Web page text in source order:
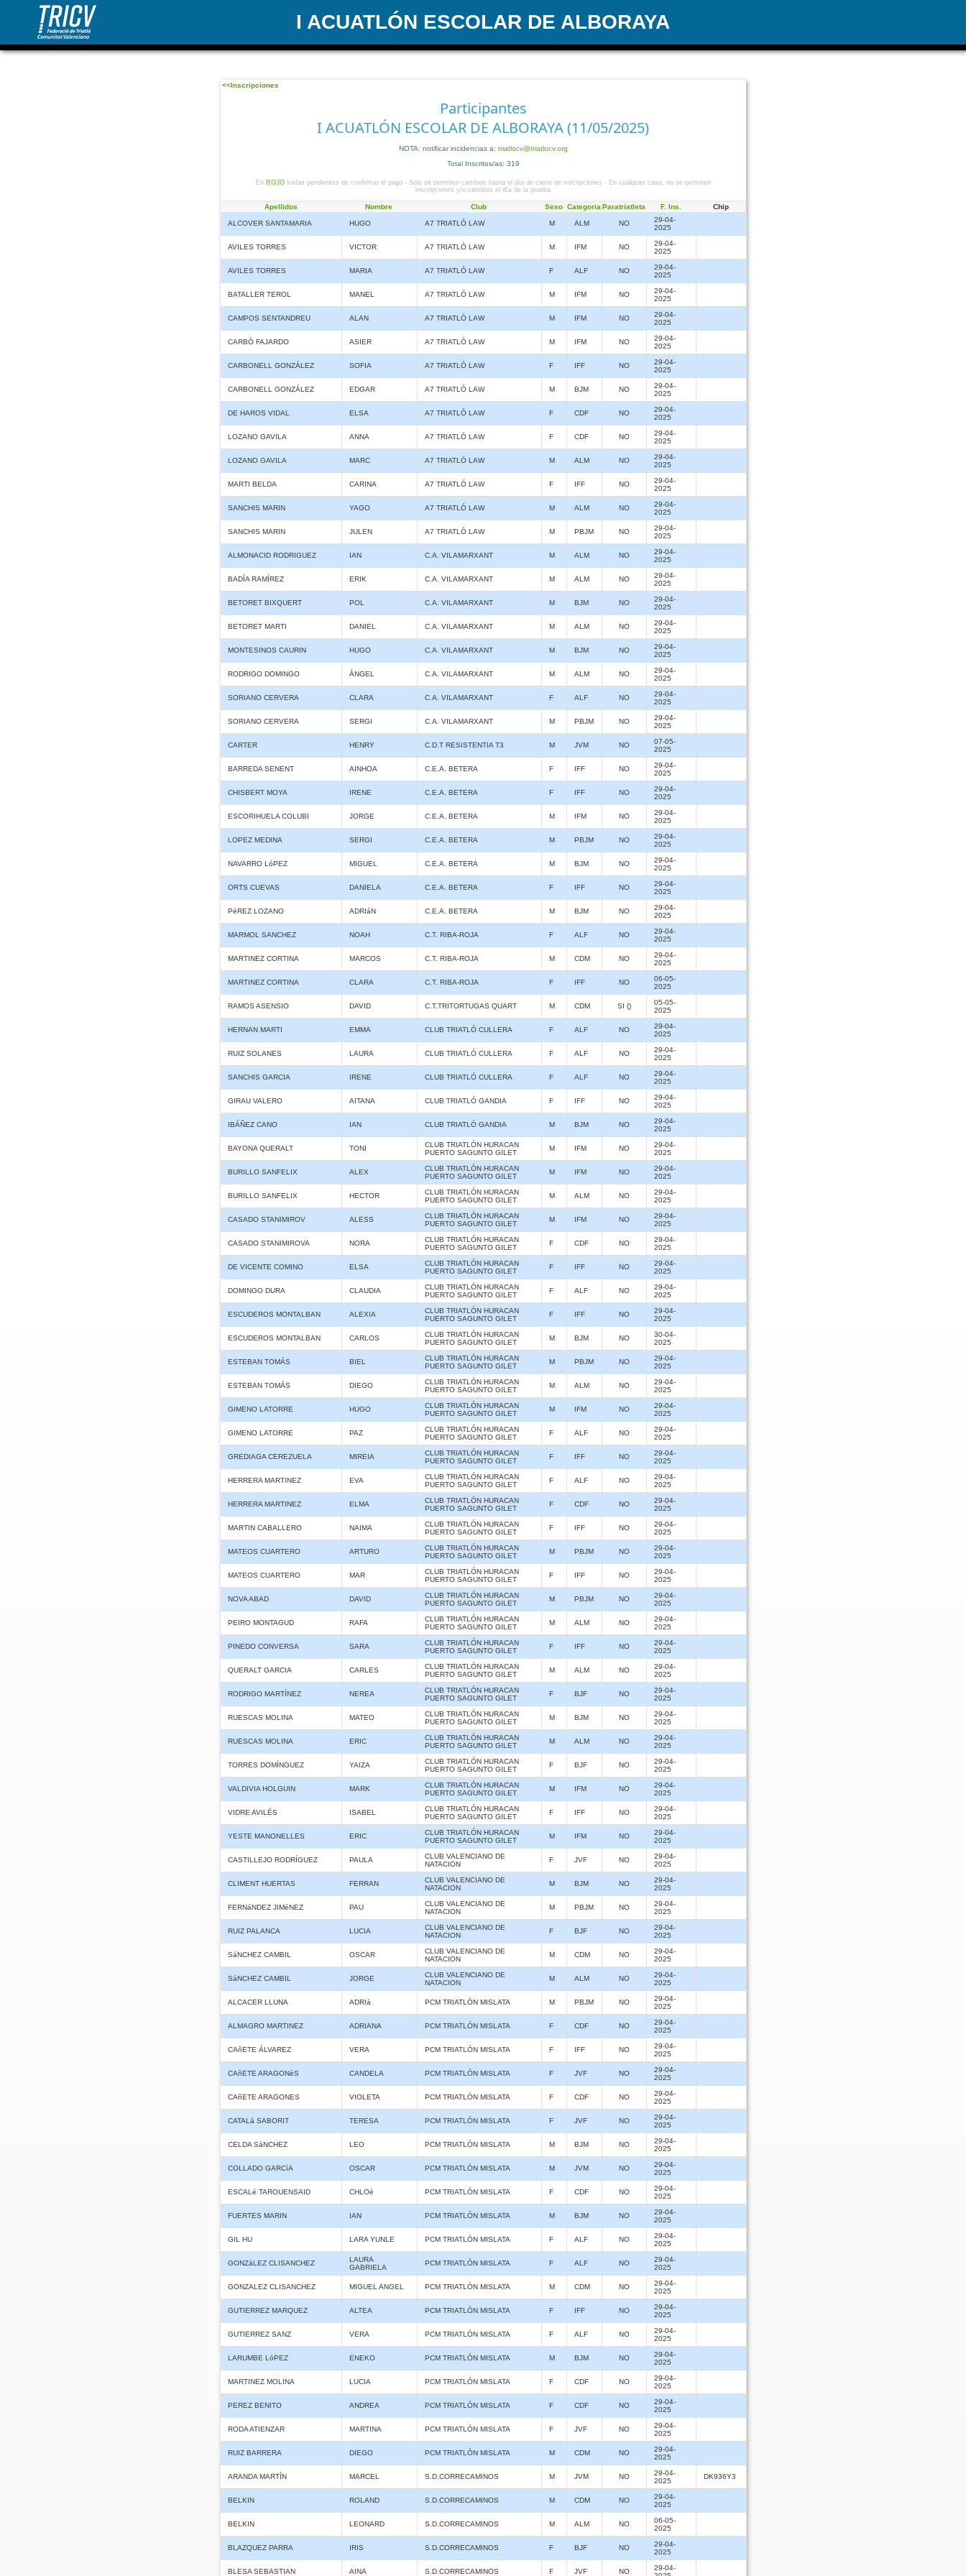
I ACUATLÓN ESCOLAR DE ALBORAYA
<<Inscripciones
Participantes
I ACUATLÓN ESCOLAR DE ALBORAYA (11/05/2025)
NOTA: notificar incidencias a: triatlocv@triatlocv.org
Total Inscritos/as: 319
En ROJOlos/as pendientes de confirmar el pago - Solo se permiten cambios hasta el día de cierre de inscripciones - En cualquier caso, no se permiten
inscripciones y/o cambios el día de la prueba
Apellidos Nombre Club Sexo Categoria Paratriatleta F. Ins. Chip
ALCOVER SANTAMARIA HUGO A7 TRIATLÓ LAW M ALM NO
29-04-
2025
AVILES TORRES VICTOR A7 TRIATLÓ LAW M IFM NO
29-04-
2025
AVILES TORRES MARIA A7 TRIATLÓ LAW F ALF NO
29-04-
2025
BATALLER TEROL MANEL A7 TRIATLÓ LAW M IFM NO
29-04-
2025
CAMPOS SENTANDREU ALAN A7 TRIATLÓ LAW M IFM NO
29-04-
2025
CARBÓ FAJARDO ASIER A7 TRIATLÓ LAW M IFM NO
29-04-
2025
CARBONELL GONZÁLEZ SOFIA A7 TRIATLÓ LAW F IFF NO
29-04-
2025
CARBONELL GONZÁLEZ EDGAR A7 TRIATLÓ LAW M BJM NO
29-04-
2025
DE HAROS VIDAL ELSA A7 TRIATLÓ LAW F CDF NO
29-04-
2025
LOZANO GAVILA ANNA A7 TRIATLÓ LAW F CDF NO
29-04-
2025
LOZANO GAVILA MARC A7 TRIATLÓ LAW M ALM NO
29-04-
2025
MARTI BELDA CARINA A7 TRIATLÓ LAW F IFF NO
29-04-
2025
SANCHIS MARIN YAGO A7 TRIATLÓ LAW M ALM NO
29-04-
2025
SANCHIS MARIN JULEN A7 TRIATLÓ LAW M PBJM NO
29-04-
2025
ALMONACID RODRIGUEZ IAN C.A. VILAMARXANT M ALM NO
29-04-
2025
BADÍA RAMÍREZ ERIK C.A. VILAMARXANT M ALM NO
29-04-
2025
BETORET BIXQUERT POL C.A. VILAMARXANT M BJM NO
29-04-
2025
BETORET MARTI DANIEL C.A. VILAMARXANT M ALM NO
29-04-
2025
MONTESINOS CAURIN HUGO C.A. VILAMARXANT M BJM NO
29-04-
2025
RODRIGO DOMINGO ÀNGEL C.A. VILAMARXANT M ALM NO
29-04-
2025
SORIANO CERVERA CLARA C.A. VILAMARXANT F ALF NO
29-04-
2025
SORIANO CERVERA SERGI C.A. VILAMARXANT M PBJM NO
29-04-
2025
CARTER HENRY C.D.T RESISTENTIA T3 M JVM NO
07-05-
2025
BARREDA SENENT AINHOA C.E.A. BETERA F IFF NO
29-04-
2025
CHISBERT MOYA IRENE C.E.A. BETERA F IFF NO
29-04-
2025
ESCORIHUELA COLUBI JORGE C.E.A. BETERA M IFM NO
29-04-
2025
LOPEZ MEDINA SERGI C.E.A. BETERA M PBJM NO
29-04-
2025
NAVARRO LóPEZ MIGUEL C.E.A. BETERA M BJM NO
29-04-
2025
ORTS CUEVAS DANIELA C.E.A. BETERA F IFF NO
29-04-
2025
PéREZ LOZANO ADRIáN C.E.A. BETERA M BJM NO
29-04-
2025
MARMOL SANCHEZ NOAH C.T. RIBA-ROJA F ALF NO
29-04-
2025
MARTINEZ CORTINA MARCOS C.T. RIBA-ROJA M CDM NO
29-04-
2025
MARTINEZ CORTINA CLARA C.T. RIBA-ROJA F IFF NO
06-05-
2025
RAMOS ASENSIO DAVID C.T.TRITORTUGAS QUART M CDM SI ()
05-05-
2025
HERNAN MARTI EMMA CLUB TRIATLÓ CULLERA F ALF NO
29-04-
2025
RUIZ SOLANES LAURA CLUB TRIATLÓ CULLERA F ALF NO
29-04-
2025
SANCHIS GARCIA IRENE CLUB TRIATLÓ CULLERA F ALF NO
29-04-
2025
GIRAU VALERO AITANA CLUB TRIATLÓ GANDIA F IFF NO
29-04-
2025
IBÁÑEZ CANO IAN CLUB TRIATLÓ GANDIA M BJM NO
29-04-
2025
BAYONA QUERALT TONI
CLUB TRIATLÓN HURACAN
PUERTO SAGUNTO GILET
M IFM NO
29-04-
2025
BURILLO SANFELIX ALEX
CLUB TRIATLÓN HURACAN
PUERTO SAGUNTO GILET
M IFM NO
29-04-
2025
BURILLO SANFELIX HECTOR
CLUB TRIATLÓN HURACAN
PUERTO SAGUNTO GILET
M ALM NO
29-04-
2025
CASADO STANIMIROV ALESS
CLUB TRIATLÓN HURACAN
PUERTO SAGUNTO GILET
M IFM NO
29-04-
2025
CASADO STANIMIROVA NORA
CLUB TRIATLÓN HURACAN
PUERTO SAGUNTO GILET
F CDF NO
29-04-
2025
DE VICENTE COMINO ELSA
CLUB TRIATLÓN HURACAN
PUERTO SAGUNTO GILET
F IFF NO
29-04-
2025
DOMINGO DURA CLAUDIA
CLUB TRIATLÓN HURACAN
PUERTO SAGUNTO GILET
F ALF NO
29-04-
2025
ESCUDEROS MONTALBAN ALEXIA
CLUB TRIATLÓN HURACAN
PUERTO SAGUNTO GILET
F IFF NO
29-04-
2025
ESCUDEROS MONTALBAN CARLOS
CLUB TRIATLÓN HURACAN
PUERTO SAGUNTO GILET
M BJM NO
30-04-
2025
ESTEBAN TOMÁS BIEL
CLUB TRIATLÓN HURACAN
PUERTO SAGUNTO GILET
M PBJM NO
29-04-
2025
ESTEBAN TOMÁS DIEGO
CLUB TRIATLÓN HURACAN
PUERTO SAGUNTO GILET
M ALM NO
29-04-
2025
GIMENO LATORRE HUGO
CLUB TRIATLÓN HURACAN
PUERTO SAGUNTO GILET
M IFM NO
29-04-
2025
GIMENO LATORRE PAZ
CLUB TRIATLÓN HURACAN
PUERTO SAGUNTO GILET
F ALF NO
29-04-
2025
GREDIAGA CEREZUELA MIREIA
CLUB TRIATLÓN HURACAN
PUERTO SAGUNTO GILET
F IFF NO
29-04-
2025
HERRERA MARTINEZ EVA
CLUB TRIATLÓN HURACAN
PUERTO SAGUNTO GILET
F ALF NO
29-04-
2025
HERRERA MARTINEZ ELMA
CLUB TRIATLÓN HURACAN
PUERTO SAGUNTO GILET
F CDF NO
29-04-
2025
MARTIN CABALLERO NAIMA
CLUB TRIATLÓN HURACAN
PUERTO SAGUNTO GILET
F IFF NO
29-04-
2025
MATEOS CUARTERO ARTURO
CLUB TRIATLÓN HURACAN
PUERTO SAGUNTO GILET
M PBJM NO
29-04-
2025
MATEOS CUARTERO MAR
CLUB TRIATLÓN HURACAN
PUERTO SAGUNTO GILET
F IFF NO
29-04-
2025
NOVA ABAD DAVID
CLUB TRIATLÓN HURACAN
PUERTO SAGUNTO GILET
M PBJM NO
29-04-
2025
PEIRO MONTAGUD RAFA
CLUB TRIATLÓN HURACAN
PUERTO SAGUNTO GILET
M ALM NO
29-04-
2025
PINEDO CONVERSA SARA
CLUB TRIATLÓN HURACAN
PUERTO SAGUNTO GILET
F IFF NO
29-04-
2025
QUERALT GARCIA CARLES
CLUB TRIATLÓN HURACAN
PUERTO SAGUNTO GILET
M ALM NO
29-04-
2025
RODRIGO MARTÍNEZ NEREA
CLUB TRIATLÓN HURACAN
PUERTO SAGUNTO GILET
F BJF NO
29-04-
2025
RUESCAS MOLINA MATEO
CLUB TRIATLÓN HURACAN
PUERTO SAGUNTO GILET
M BJM NO
29-04-
2025
RUESCAS MOLINA ERIC
CLUB TRIATLÓN HURACAN
PUERTO SAGUNTO GILET
M ALM NO
29-04-
2025
TORRES DOMÍNGUEZ YAIZA
CLUB TRIATLÓN HURACAN
PUERTO SAGUNTO GILET
F BJF NO
29-04-
2025
VALDIVIA HOLGUIN MARK
CLUB TRIATLÓN HURACAN
PUERTO SAGUNTO GILET
M IFM NO
29-04-
2025
VIDRE AVILÉS ISABEL
CLUB TRIATLÓN HURACAN
PUERTO SAGUNTO GILET
F IFF NO
29-04-
2025
YESTE MANONELLES ERIC
CLUB TRIATLÓN HURACAN
PUERTO SAGUNTO GILET
M IFM NO
29-04-
2025
CASTILLEJO RODRÍGUEZ PAULA
CLUB VALENCIANO DE
NATACION
F JVF NO
29-04-
2025
CLIMENT HUERTAS FERRAN
CLUB VALENCIANO DE
NATACION
M BJM NO
29-04-
2025
FERNáNDEZ JIMéNEZ PAU
CLUB VALENCIANO DE
NATACION
M PBJM NO
29-04-
2025
RUIZ PALANCA LUCIA
CLUB VALENCIANO DE
NATACION
F BJF NO
29-04-
2025
SáNCHEZ CAMBIL OSCAR
CLUB VALENCIANO DE
NATACION
M CDM NO
29-04-
2025
SáNCHEZ CAMBIL JORGE
CLUB VALENCIANO DE
NATACION
M ALM NO
29-04-
2025
ALCACER LLUNA ADRIá PCM TRIATLÓN MISLATA M PBJM NO
29-04-
2025
ALMAGRO MARTINEZ ADRIANA PCM TRIATLÓN MISLATA F CDF NO
29-04-
2025
CAñETE ÁLVAREZ VERA PCM TRIATLÓN MISLATA F IFF NO
29-04-
2025
CAñETE ARAGONéS CANDELA PCM TRIATLÓN MISLATA F JVF NO
29-04-
2025
CAñETE ARAGONES VIOLETA PCM TRIATLÓN MISLATA F CDF NO
29-04-
2025
CATALá SABORIT TERESA PCM TRIATLÓN MISLATA F JVF NO
29-04-
2025
CELDA SáNCHEZ LEO PCM TRIATLÓN MISLATA M BJM NO
29-04-
2025
COLLADO GARCíA OSCAR PCM TRIATLÓN MISLATA M JVM NO
29-04-
2025
ESCALé TAROUENSAID CHLOé PCM TRIATLÓN MISLATA F CDF NO
29-04-
2025
FUERTES MARIN IAN PCM TRIATLÓN MISLATA M BJM NO
29-04-
2025
GIL HU LARA YUNLE PCM TRIATLÓN MISLATA F ALF NO
29-04-
2025
GONZáLEZ CLISANCHEZ
LAURA
GABRIELA
PCM TRIATLÓN MISLATA F ALF NO
29-04-
2025
GONZALEZ CLISANCHEZ MIGUEL ANGEL PCM TRIATLÓN MISLATA M CDM NO
29-04-
2025
GUTIERREZ MARQUEZ ALTEA PCM TRIATLÓN MISLATA F IFF NO
29-04-
2025
GUTIERREZ SANZ VERA PCM TRIATLÓN MISLATA F ALF NO
29-04-
2025
LARUMBE LóPEZ ENEKO PCM TRIATLÓN MISLATA M BJM NO
29-04-
2025
MARTINEZ MOLINA LUCIA PCM TRIATLÓN MISLATA F CDF NO
29-04-
2025
PEREZ BENITO ANDREA PCM TRIATLÓN MISLATA F CDF NO
29-04-
2025
RODA ATIENZAR MARTINA PCM TRIATLÓN MISLATA F JVF NO
29-04-
2025
RUIZ BARRERA DIEGO PCM TRIATLÓN MISLATA M CDM NO
29-04-
2025
ARANDA MARTÍN MARCEL S.D.CORRECAMINOS M JVM NO
29-04-
2025
DK936Y3
BELKIN ROLAND S.D.CORRECAMINOS M CDM NO
29-04-
2025
BELKIN LEONARD S.D.CORRECAMINOS M ALM NO
06-05-
2025
BLAZQUEZ PARRA IRIS S.D.CORRECAMINOS F BJF NO
29-04-
2025
BLESA SEBASTIAN AINA S.D.CORRECAMINOS F JVF NO
29-04-